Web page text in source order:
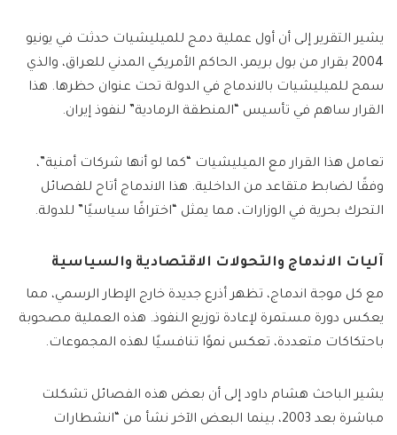
يشير التقرير إلى أن أول عملية دمج للميليشيات حدثت في يونيو
2004 بقرار من بول بريمر، الحاكم الأمريكي المدني للعراق، والذي
سمح للميليشيات بالاندماج في الدولة تحت عنوان حظرها. هذا
القرار ساهم في تأسيس “المنطقة الرمادية” لنفوذ إيران.
تعامل هذا القرار مع الميليشيات “كما لو أنها شركات أمنية”،
وفقًا لضابط متقاعد من الداخلية. هذا الاندماج أتاح للفصائل
التحرك بحرية في الوزارات، مما يمثل “اختراقًا سياسيًا” للدولة.
آليات الاندماج والتحولات الاقتصادية والسياسية
مع كل موجة اندماج، تظهر أذرع جديدة خارج الإطار الرسمي، مما
يعكس دورة مستمرة لإعادة توزيع النفوذ. هذه العملية مصحوبة
باحتكاكات متعددة، تعكس نموًا تنافسيًا لهذه المجموعات.
يشير الباحث هشام داود إلى أن بعض هذه الفصائل تشكلت
مباشرة بعد 2003، بينما البعض الآخر نشأ من “انشطارات